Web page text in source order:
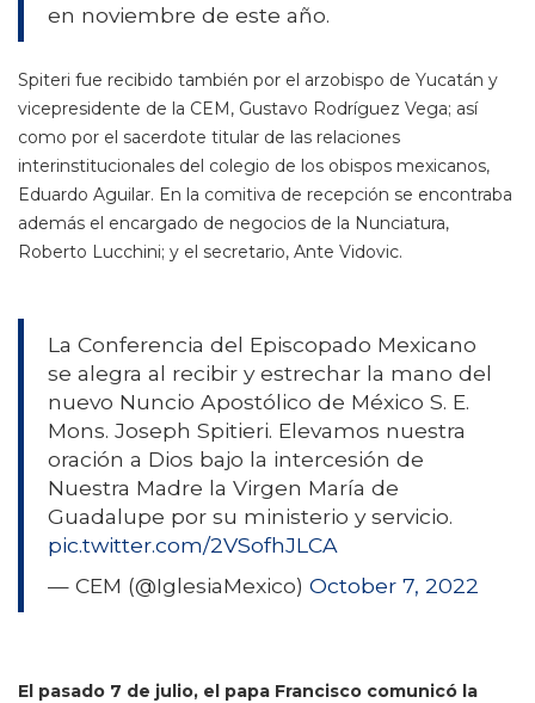
en noviembre de este año.
Spiteri fue recibido también por el arzobispo de Yucatán y
vicepresidente de la CEM, Gustavo Rodríguez Vega; así
como por el sacerdote titular de las relaciones
interinstitucionales del colegio de los obispos mexicanos,
Eduardo Aguilar. En la comitiva de recepción se encontraba
además el encargado de negocios de la Nunciatura,
Roberto Lucchini; y el secretario, Ante Vidovic.
La Conferencia del Episcopado Mexicano
se alegra al recibir y estrechar la mano del
nuevo Nuncio Apostólico de México S. E.
Mons. Joseph Spitieri. Elevamos nuestra
oración a Dios bajo la intercesión de
Nuestra Madre la Virgen María de
Guadalupe por su ministerio y servicio.
pic.twitter.com/2VSofhJLCA
— CEM (@IglesiaMexico) October 7, 2022
El pasado 7 de julio, el papa Francisco comunicó la